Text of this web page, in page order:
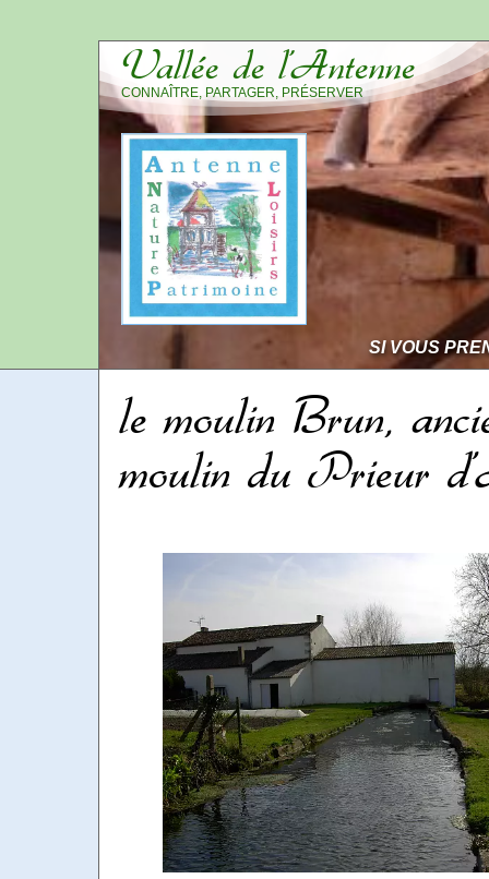
Vallée de l’Antenne
CONNAÎTRE, PARTAGER, PRÉSERVER
SI VOUS
le moulin Brun,
moulin du Prieur